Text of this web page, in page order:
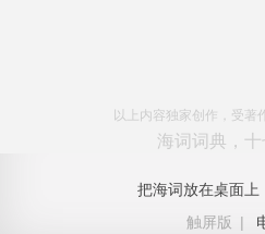
以上内容独家创作，受著
海词词典，
把海词放在桌面上
触屏版
|